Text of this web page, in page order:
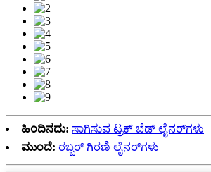
ಹಿಂದಿನದು: ಸಾಗಿಸುವ ಟ್ರಕ್ ಬೆಡ್ ಲೈನರ್‌ಗಳು
ಮುಂದೆ: ರಬ್ಬರ್ ಗಿರಣಿ ಲೈನರ್‌ಗಳು